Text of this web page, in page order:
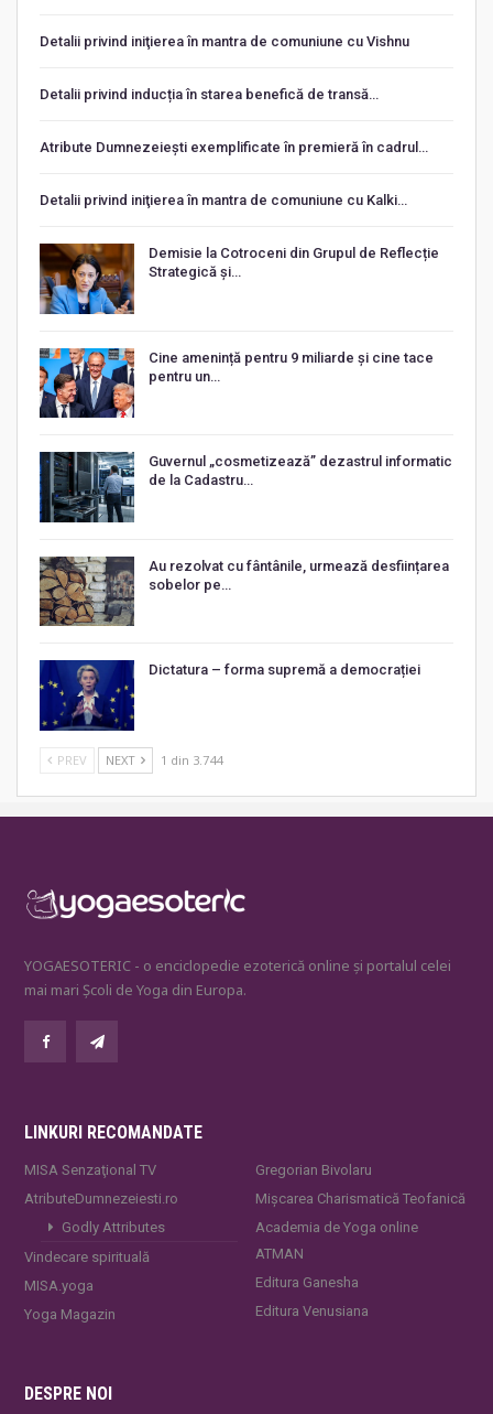
Detalii privind iniţierea în mantra de comuniune cu Vishnu
Detalii privind inducția în starea benefică de transă…
Atribute Dumnezeiești exemplificate în premieră în cadrul…
Detalii privind iniţierea în mantra de comuniune cu Kalki…
Demisie la Cotroceni din Grupul de Reflecție
Strategică și…
Cine amenință pentru 9 miliarde și cine tace
pentru un…
Guvernul „cosmetizează” dezastrul informatic
de la Cadastru…
Au rezolvat cu fântânile, urmează desființarea
sobelor pe…
Dictatura – forma supremă a democrației
PREV NEXT 1 din 3.744
YOGAESOTERIC - o enciclopedie ezoterică online și portalul celei
mai mari Școli de Yoga din Europa.
LINKURI RECOMANDATE
MISA Senzaţional TV
AtributeDumnezeiesti.ro
Godly Attributes
Vindecare spirituală
MISA.yoga
Yoga Magazin
Gregorian Bivolaru
Mișcarea Charismatică Teofanică
Academia de Yoga online
ATMAN
Editura Ganesha
Editura Venusiana
DESPRE NOI